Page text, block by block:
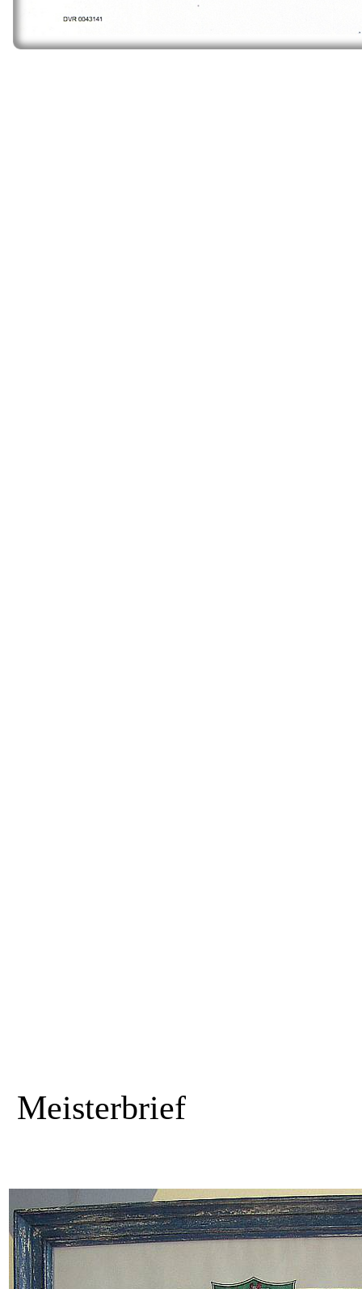
Meisterbrief